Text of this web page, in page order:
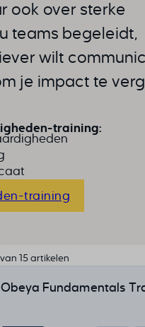
ook over sterke
teams begeleidt,
wilt
je impact te
training:
training
15 artikelen
Obeya Fundamentals